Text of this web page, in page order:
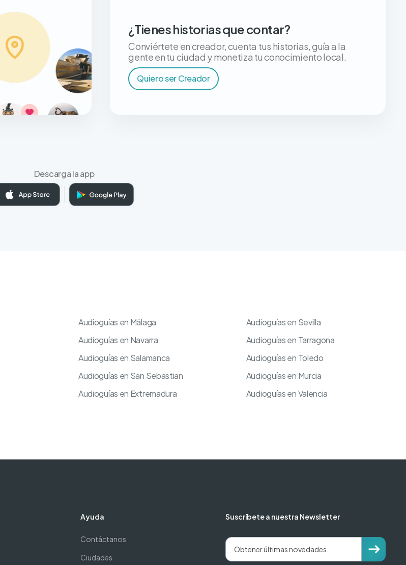
¿Tienes historias que contar?
Conviértete en creador, cuenta tus historias, guía a la
gente en tu ciudad y monetiza tu conocimiento local.
Quiero ser Creador
Descarga la app
Audioguías en Málaga
Audioguías en Navarra
Audioguías en Salamanca
Audioguías en San Sebastian
Audioguías en Extremadura
Audioguías en Sevilla
Audioguías en Tarragona
Audioguías en Toledo
Audioguías en Murcia
Audioguías en Valencia
Ayuda
Contáctanos
Ciudades
Suscríbete a nuestra Newsletter